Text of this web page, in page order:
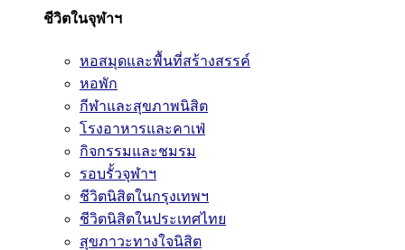
ชีวิตในจุฬาฯ
หอสมุดและพื้นที่สร้างสรรค์
หอพัก
กีฬาและสุขภาพนิสิต
โรงอาหารและคาเฟ่
กิจกรรมและชมรม
รอบรั้วจุฬาฯ
ชีวิตนิสิตในกรุงเทพฯ
ชีวิตนิสิตในประเทศไทย
สุขภาวะทางใจนิสิต